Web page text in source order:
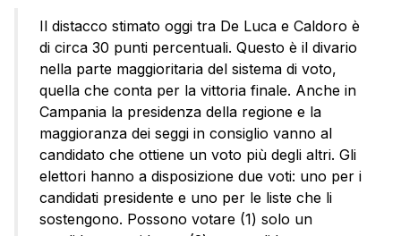
Il distacco stimato oggi tra De Luca e Caldoro è
di circa 30 punti percentuali. Questo è il divario
nella parte maggioritaria del sistema di voto,
quella che conta per la vittoria finale. Anche in
Campania la presidenza della regione e la
maggioranza dei seggi in consiglio vanno al
candidato che ottiene un voto più degli altri. Gli
elettori hanno a disposizione due voti: uno per i
candidati presidente e uno per le liste che li
sostengono. Possono votare (1) solo un